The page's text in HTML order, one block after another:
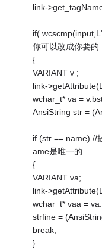
link-
if(
你可以改成你要的
{
VARIANT v ;
link-
wchar_t* va =
AnsiString str =
if (str == name) //
ame是唯一的
{
VARIANT va;
link-
wchar_t* vaa =
strfine =
break;
}